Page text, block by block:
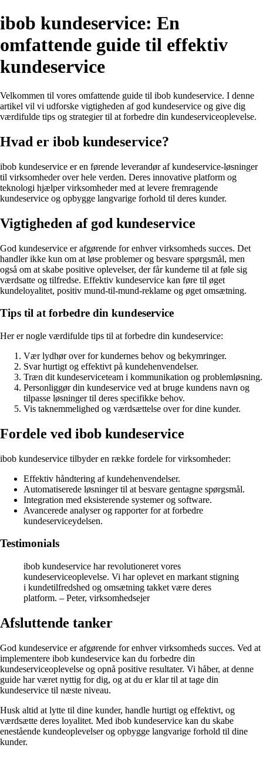
ibob kundeservice: En
omfattende guide til effektiv
kundeservice
Velkommen til vores omfattende guide til ibob kundeservice. I denne
artikel vil vi udforske vigtigheden af ​​god kundeservice og give dig
værdifulde tips og strategier til at forbedre din kundeserviceoplevelse.
Hvad er ibob kundeservice?
ibob kundeservice er en førende leverandør af kundeservice-løsninger
til virksomheder over hele verden. Deres innovative platform og
teknologi hjælper virksomheder med at levere fremragende
kundeservice og opbygge langvarige forhold til deres kunder.
Vigtigheden af ​​god kundeservice
God kundeservice er afgørende for enhver virksomheds succes. Det
handler ikke kun om at løse problemer og besvare spørgsmål, men
også om at skabe positive oplevelser, der får kunderne til at føle sig
værdsatte og tilfredse. Effektiv kundeservice kan føre til øget
kundeloyalitet, positiv mund-til-mund-reklame og øget omsætning.
Tips til at forbedre din kundeservice
Her er nogle værdifulde tips til at forbedre din kundeservice:
Vær lydhør over for kundernes behov og bekymringer.
Svar hurtigt og effektivt på kundehenvendelser.
Træn dit kundeserviceteam i kommunikation og problemløsning.
Personliggør din kundeservice ved at bruge kundens navn og
tilpasse løsninger til deres specifikke behov.
Vis taknemmelighed og værdsættelse over for dine kunder.
Fordele ved ibob kundeservice
ibob kundeservice tilbyder en række fordele for virksomheder:
Effektiv håndtering af kundehenvendelser.
Automatiserede løsninger til at besvare gentagne spørgsmål.
Integration med eksisterende systemer og software.
Avancerede analyser og rapporter for at forbedre
kundeserviceydelsen.
Testimonials
ibob kundeservice har revolutioneret vores
kundeserviceoplevelse. Vi har oplevet en markant stigning
i kundetilfredshed og omsætning takket være deres
platform. – Peter, virksomhedsejer
Afsluttende tanker
God kundeservice er afgørende for enhver virksomheds succes. Ved at
implementere ibob kundeservice kan du forbedre din
kundeserviceoplevelse og opnå positive resultater. Vi håber, at denne
guide har været nyttig for dig, og at du er klar til at tage din
kundeservice til næste niveau.
Husk altid at lytte til dine kunder, handle hurtigt og effektivt, og
værdsætte deres loyalitet. Med ibob kundeservice kan du skabe
enestående kundeoplevelser og opbygge langvarige forhold til dine
kunder.